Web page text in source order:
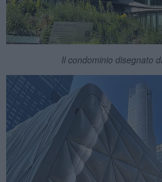
Il condominio disegnato